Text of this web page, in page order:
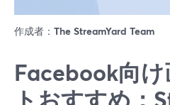
作成者： The StreamYard Team
Facebook向